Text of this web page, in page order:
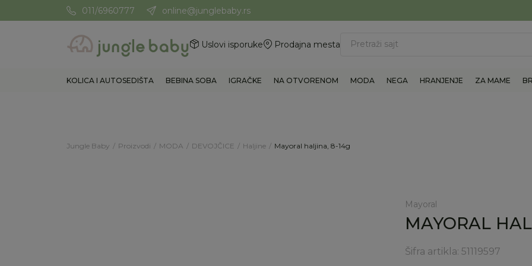
011/6960777 online@junglebaby.rsPotrebna Vam je pomoć? Pozovite 011/6960777
Uslovi isporuke Prodajna mesta Pretraži sajt
KOLICA I AUTOSEDIŠTA BEBINA SOBA IGRAČKE NA OTVORENOM MODA NEGA HRANJENJE ZA MAME
Jungle Baby Proizvodi MODA DEVOJČICE Haljine Mayoral haljina, 8-14g
Mayoral
MAYORAL
Šifra artikla: 51119597